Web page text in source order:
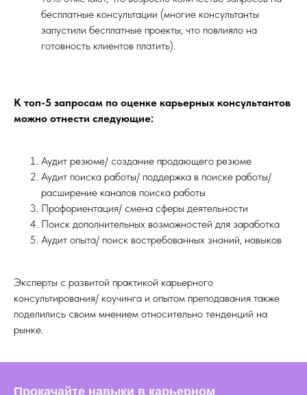
бесплатные консультации (многие консультанты
запустили бесплатные проекты, что повлияло на
готовность клиентов платить).
К топ-5 запросам по оценке карьерных консультантов
можно отнести следующие:
Аудит резюме/ создание продающего резюме
Аудит поиска работы/ поддержка в поиске работы/
расширение каналов поиска работы
Профориентация/ смена сферы деятельности
Поиск дополнительных возможностей для заработка
Аудит опыта/ поиск востребованных знаний, навыков
Эксперты с развитой практикой карьерного
консультирования/ коучинга и опытом преподавания также
поделились своим мнением относительно тенденций на
рынке.
Прокачайте навыки в карьерном